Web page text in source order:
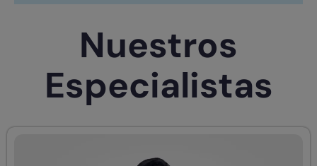
Nuestros
Especialistas